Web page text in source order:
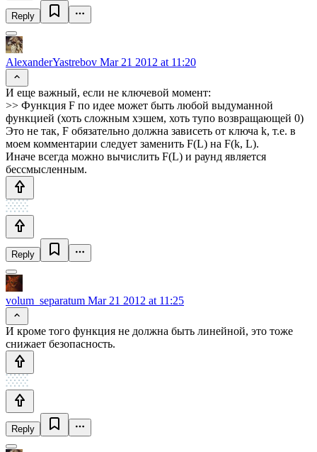
Reply
AlexanderYastrebov Mar 21 2012 at 11:20
И еще важный, если не ключевой момент:
>> Функция F по идее может быть любой выдуманной
функцией (хоть сложным хэшем, хоть тупо возвращающей 0)
Это не так, F обязательно должна зависеть от ключа k, т.е. в
моем комментарии следует заменить F(L) на F(k, L).
Иначе всегда можно вычислить F(L) и раунд является
бессмысленным.
Reply
volum_separatum Mar 21 2012 at 11:25
И кроме того функция не должна быть линейной, это тоже
снижает безопасность.
Reply